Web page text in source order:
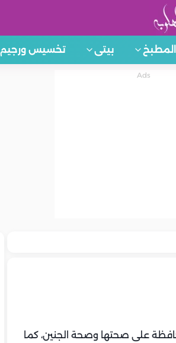
المطبخ بيتى تخسيس ورجيم
على صحتها وصحة الجنين، كما